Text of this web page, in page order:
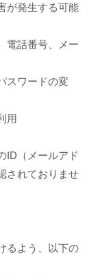
が発生する可能
電話番号、メー
スワードの変
用
ID（メールアド
されておりませ
るよう、以下の